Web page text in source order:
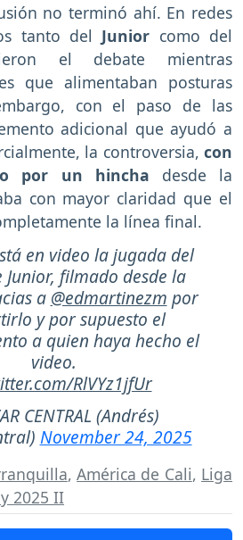
no terminó ahí. En redes
tanto del Junior como del
el debate mientras
que alimentaban posturas
con el paso de las
adicional que ayudó a
la controversia, con
por un hincha desde la
con mayor claridad que el
la línea final.
en video la jugada del
Junior, filmado desde la
a @edmartinezm por
y por supuesto el
a quien haya hecho el
video.
RlVYz1jfUr
CENTRAL (Andrés)
November 24, 2025
,América de Cali, Liga
2025 II